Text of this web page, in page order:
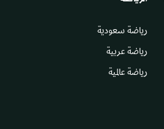
رياضة سعودية
رياضة عربية
رياضة عالمية